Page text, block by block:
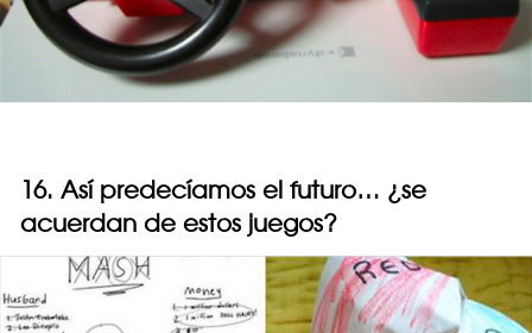
16. Así predecíamos el futuro… ¿se
acuerdan de estos juegos?